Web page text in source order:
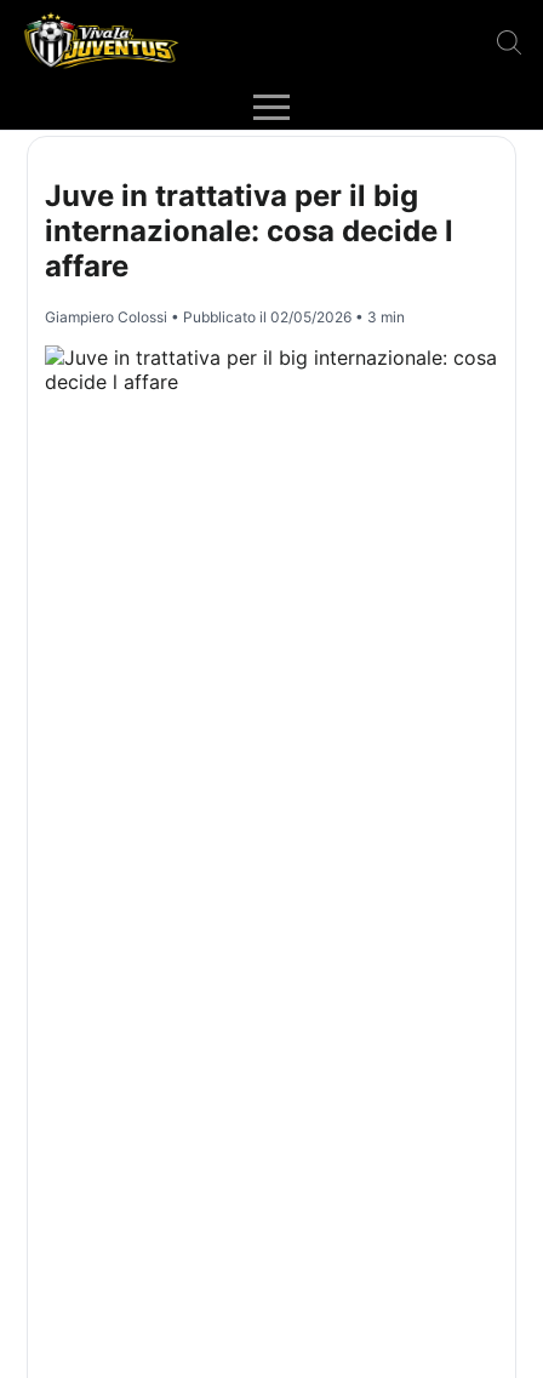
Juve in trattativa per il big
internazionale: cosa decide l
affare
Giampiero Colossi • Pubblicato il02/05/2026 • 3 min